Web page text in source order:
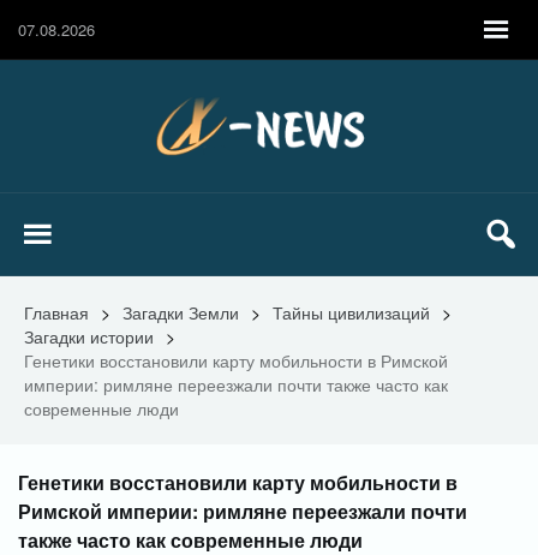
07.08.2026
Главная > Загадки Земли > Тайны цивилизаций >
Загадки истории >
Генетики восстановили карту мобильности в Римской
империи: римляне переезжали почти также часто как
современные люди
Генетики восстановили карту мобильности в
Римской империи: римляне переезжали почти
также часто как современные люди